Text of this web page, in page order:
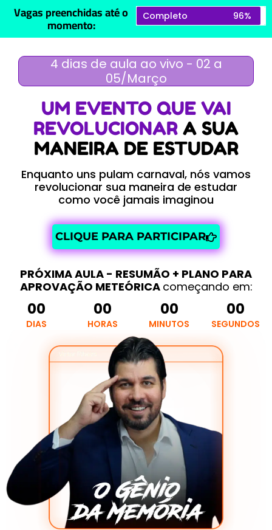
Vagas preenchidas até o
momento: Completo 96%
PRÓXIMA AULA - RESUMÃO + PLANO PARA
APROVAÇÃO METEÓRICA começando em:
00
DIAS
00
HORAS
00
MINUTOS
00
SEGUNDOS
4 dias de aula ao vivo - 02 a
05/Março
UM EVENTO QUE VAI
REVOLUCIONAR A SUA
MANEIRA DE ESTUDAR
Enquanto uns pulam carnaval, nós vamos
revolucionar sua maneira de estudar
como você jamais imaginou
CLIQUE PARA PARTICIPAR